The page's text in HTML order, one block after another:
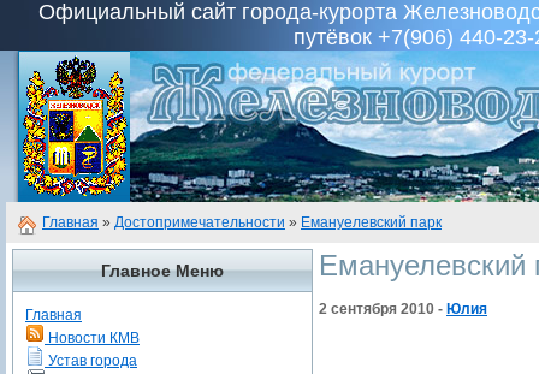
Официальный сайт города-курорта
путёвок +7(906) 440-23-
Главная » Достопримечательности » Емануелевский парк
Главное Меню
Главная
Новости КМВ
Устав города
Емануелевский
2 сентября 2010 - Юлия